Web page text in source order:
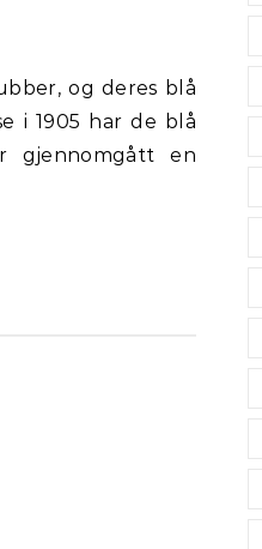
i 1905 har de blå
gjennomgått en